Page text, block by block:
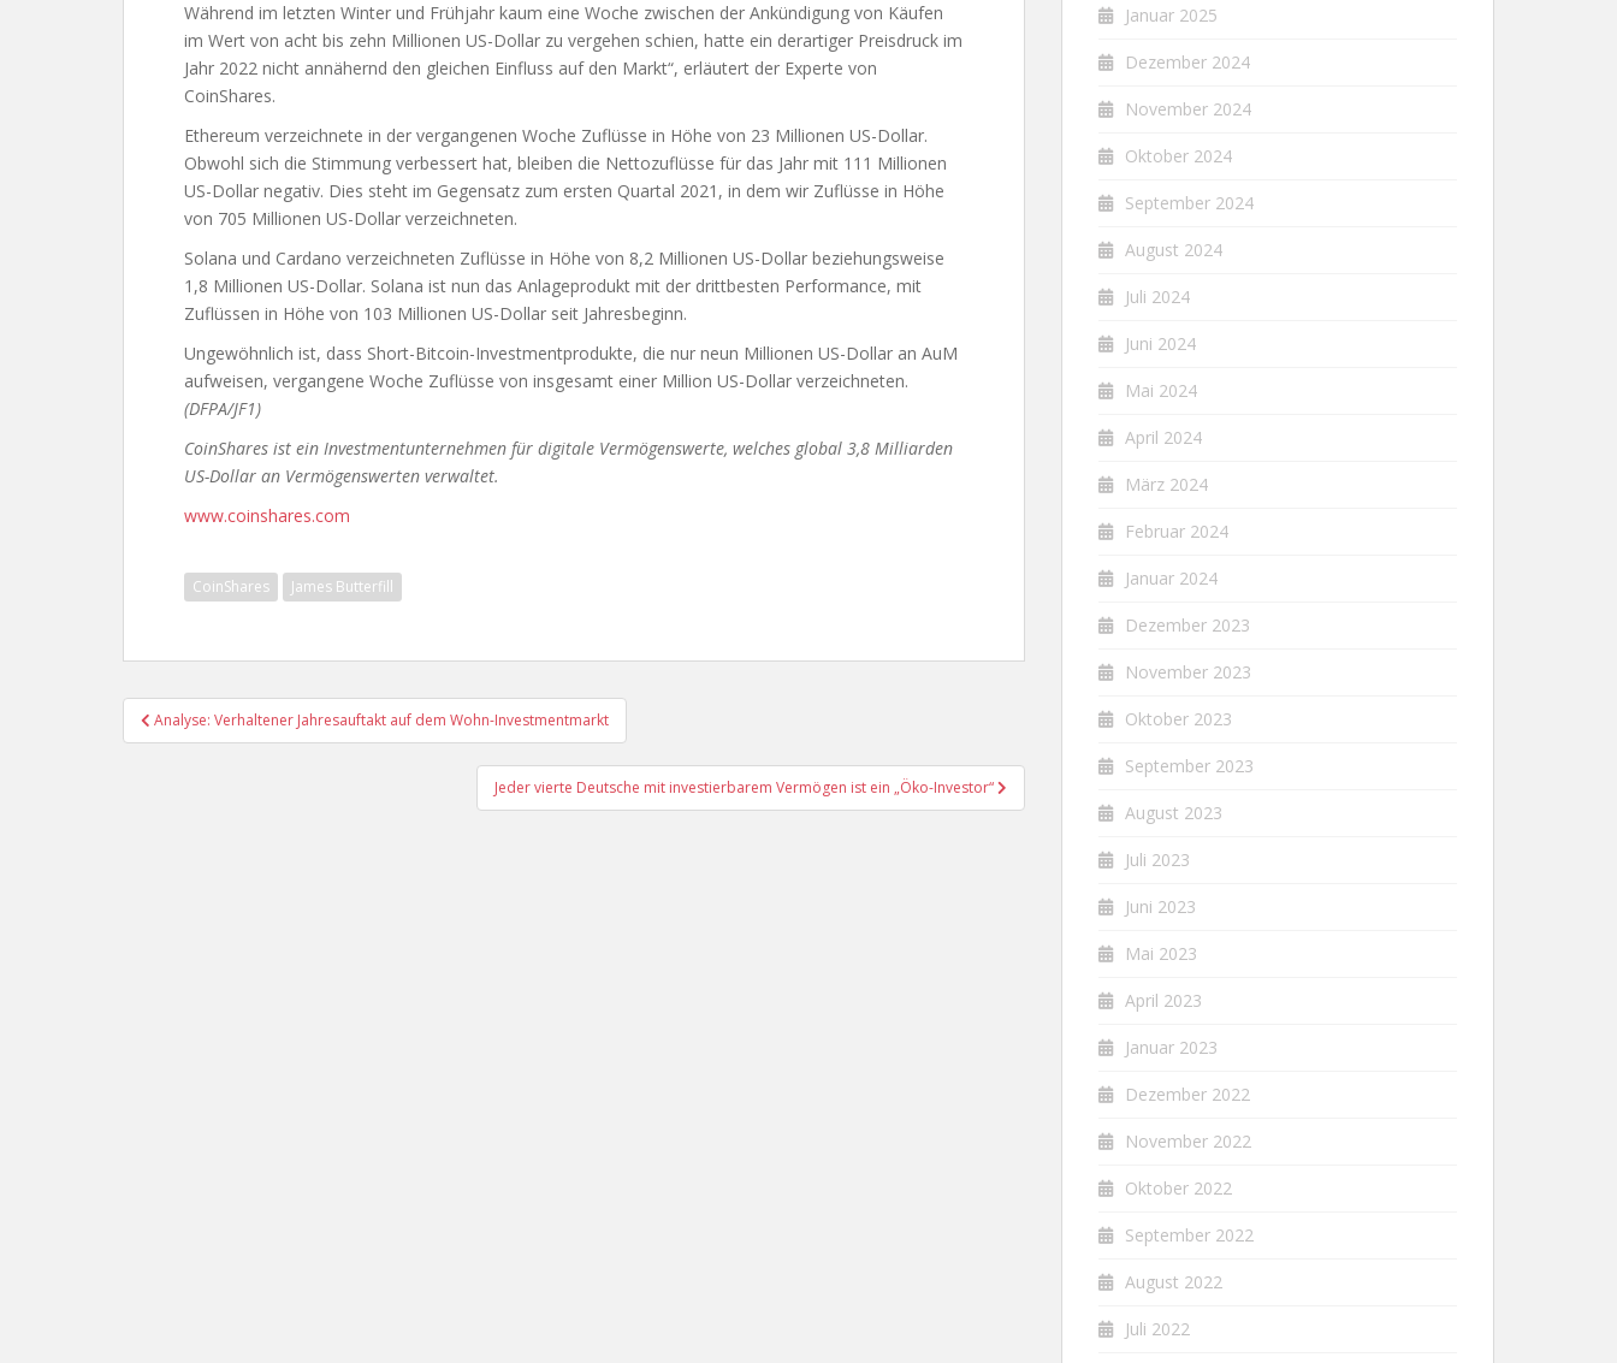
Während im letzten Winter und Frühjahr kaum eine Woche zwischen der Ankündigung von Käufen
im Wert von acht bis zehn Millionen US-Dollar zu vergehen schien, hatte ein derartiger Preisdruck im
Jahr 2022 nicht annähernd den gleichen Einfluss auf den Markt“, erläutert der Experte von
CoinShares.
Ethereum verzeichnete in der vergangenen Woche Zuflüsse in Höhe von 23 Millionen US-Dollar.
Obwohl sich die Stimmung verbessert hat, bleiben die Nettozuflüsse für das Jahr mit 111 Millionen
US-Dollar negativ. Dies steht im Gegensatz zum ersten Quartal 2021, in dem wir Zuflüsse in Höhe
von 705 Millionen US-Dollar verzeichneten.
Solana und Cardano verzeichneten Zuflüsse in Höhe von 8,2 Millionen US-Dollar beziehungsweise
1,8 Millionen US-Dollar. Solana ist nun das Anlageprodukt mit der drittbesten Performance, mit
Zuflüssen in Höhe von 103 Millionen US-Dollar seit Jahresbeginn.
Ungewöhnlich ist, dass Short-Bitcoin-Investmentprodukte, die nur neun Millionen US-Dollar an AuM
aufweisen, vergangene Woche Zuflüsse von insgesamt einer Million US-Dollar verzeichneten.
(DFPA/JF1)
CoinShares ist ein Investmentunternehmen für digitale Vermögenswerte, welches global 3,8 Milliarden
US-Dollar an Vermögenswerten verwaltet.
www.coinshares.com
CoinShares James Butterfill
Beitragsnavigation
Analyse: Verhaltener Jahresauftakt auf dem Wohn-Investmentmarkt
Jeder vierte Deutsche mit investierbarem Vermögen ist ein „Öko-Investor“
Januar 2025
Dezember 2024
November 2024
Oktober 2024
September 2024
August 2024
Juli 2024
Juni 2024
Mai 2024
April 2024
März 2024
Februar 2024
Januar 2024
Dezember 2023
November 2023
Oktober 2023
September 2023
August 2023
Juli 2023
Juni 2023
Mai 2023
April 2023
Januar 2023
Dezember 2022
November 2022
Oktober 2022
September 2022
August 2022
Juli 2022